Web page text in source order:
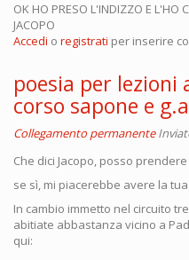
OK HO PRESO L'INDIZZO E L'HO
JACOPO
Accedi o registrati per inserire
poesia per
corso sapone e
Collegamento permanente
Che dici Jacopo, posso
se sì, mi piacerebbe avere la
In cambio immetto nel circuito
abitiate abbastanza vicino a
qui: